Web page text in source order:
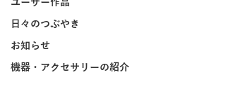
ユーザー作品
日々のつぶやき
お知らせ
機器・アクセサリーの紹介